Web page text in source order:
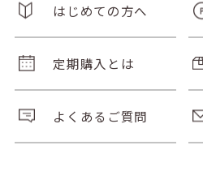
はじめての方へ
定期購入とは
よくあるご質問